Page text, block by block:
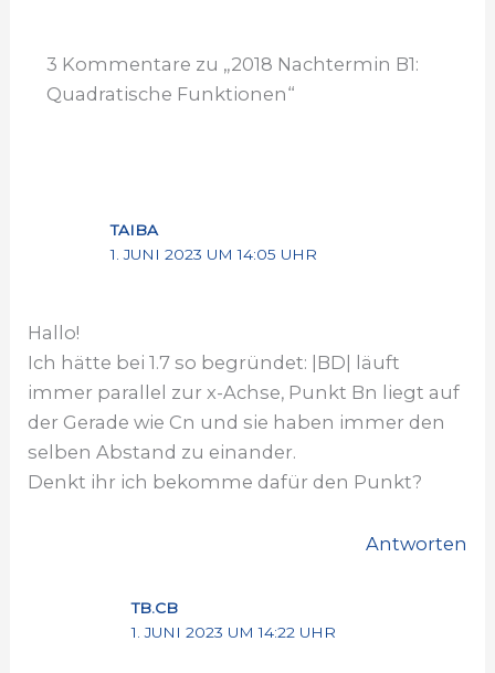
3 Kommentare zu „2018 Nachtermin B1:
Quadratische Funktionen“
TAIBA
1. JUNI 2023 UM 14:05 UHR
Hallo!
Ich hätte bei 1.7 so begründet: |BD| läuft
immer parallel zur x-Achse, Punkt Bn liegt auf
der Gerade wie Cn und sie haben immer den
selben Abstand zu einander.
Denkt ihr ich bekomme dafür den Punkt?
Antworten
TB.CB
1. JUNI 2023 UM 14:22 UHR